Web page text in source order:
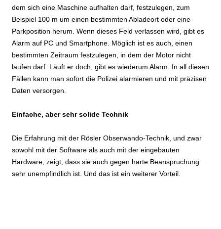
dem sich eine Maschine aufhalten darf, festzulegen, zum
Beispiel 100 m um einen bestimmten Abladeort oder eine
Parkposition herum. Wenn dieses Feld verlassen wird, gibt es
Alarm auf PC und Smartphone. Möglich ist es auch, einen
bestimmten Zeitraum festzulegen, in dem der Motor nicht
laufen darf. Läuft er doch, gibt es wiederum Alarm. In all diesen
Fällen kann man sofort die Polizei alarmieren und mit präzisen
Daten versorgen.
Einfache, aber sehr solide Technik
Die Erfahrung mit der Rösler Obserwando-Technik, und zwar
sowohl mit der Software als auch mit der eingebauten
Hardware, zeigt, dass sie auch gegen harte Beanspruchung
sehr unempfindlich ist. Und das ist ein weiterer Vorteil.